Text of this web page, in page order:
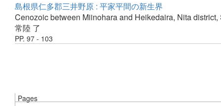
島根県仁多郡三井野原 : 平家平間の新生界
Cenozoic between Miinohara and Heikedaira, Nita
常陸 了
PP. 97 - 103
Pages